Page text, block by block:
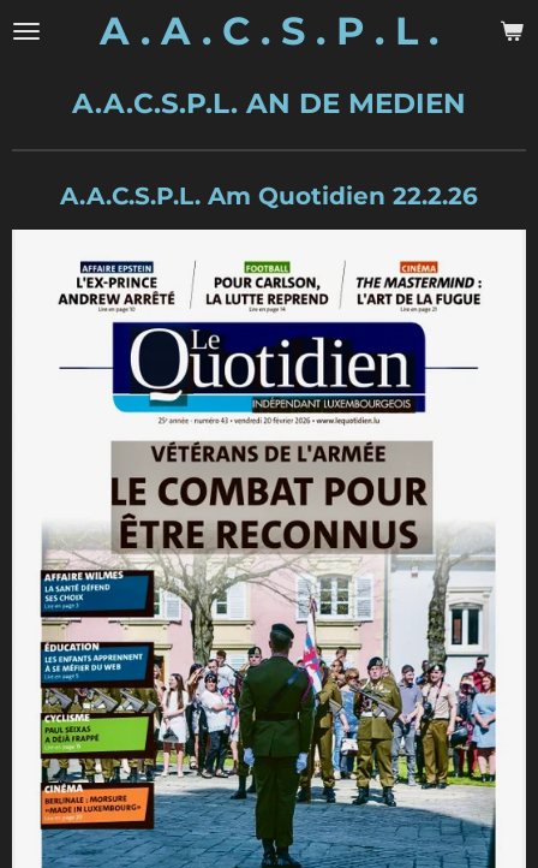
Zum
A . A . C . S . P . L .
A.A.C.S.P.L. AN DE MEDIEN
A.A.C.S.P.L. Am Quotidien 22.2.26